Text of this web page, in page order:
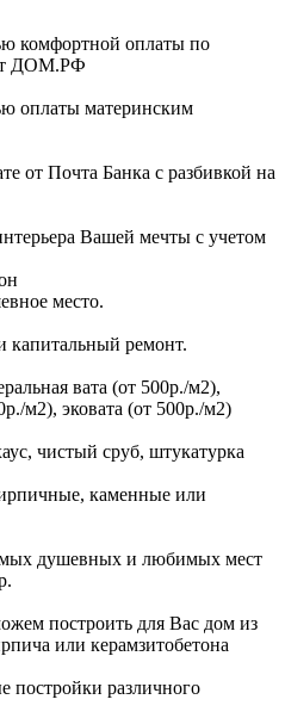
комфортной оплаты по
ДОМ.РФ
оплаты материнским
от Почта Банка с разбивкой на
Вашей мечты с учетом
место.
капитальный ремонт.
вата (от 500р./м2),
м2), эковата (от 500р./м2)
чистый сруб, штукатурка
каменные или
душевных и любимых мест
построить для Вас дом из
или керамзитобетона
постройки различного